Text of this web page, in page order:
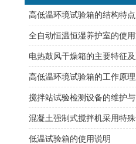
高低温环境试验箱的结构特
全自动恒温恒湿养护室的使
电热鼓风干燥箱的主要特征
高低温环境试验箱的工作原
搅拌站试验检测设备的维护
低温试验箱的使用说明